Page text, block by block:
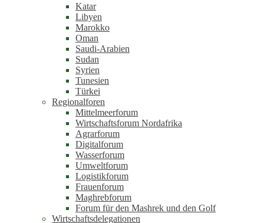
Katar
Libyen
Marokko
Oman
Saudi-Arabien
Sudan
Syrien
Tunesien
Türkei
Regionalforen
Mittelmeerforum
Wirtschaftsforum Nordafrika
Agrarforum
Digitalforum
Wasserforum
Umweltforum
Logistikforum
Frauenforum
Maghrebforum
Forum für den Mashrek und den Golf
Wirtschaftsdelegationen